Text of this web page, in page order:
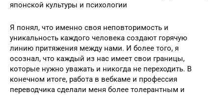
японской культуры и психологии
Я понял, что именно своя неповторимость и
уникальность каждого человека создают горячую
линию притяжения между нами. И более того, я
осознал, что каждый из нас имеет свои границы,
которые нужно уважать и никогда не переходить. В
конечном итоге, работа в вебкаме и профессия
переводчика сделали меня более толерантным и